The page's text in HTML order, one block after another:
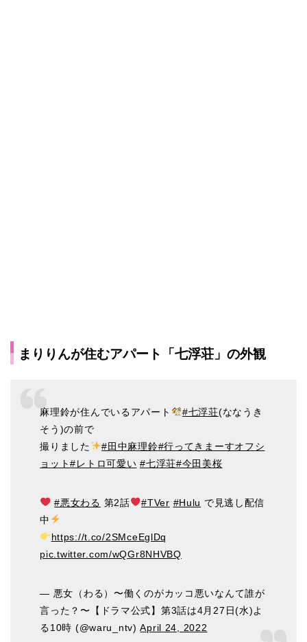
まりりんが住むアパート「七浮荘」の外観
麻理鈴が住んでいるアパート #七浮荘(ななうき
そう)の前で
撮りました
#田中麻理鈴#行ってきまーすオフシ
ョット#レトロ可愛い #七浮荘#今田美桜
#悪女わる 第2話 #TVer #Hulu で見逃し配信
中
https://t.co/2SMceEglDq
pic.twitter.com/wQGr8NHVBQ
— 悪女（わる）〜働くのがカッコ悪いなんて誰が
言った？〜【ドラマ公式】第3話は4月27日(水)よ
る10時 (@waru_ntv)April 24, 2022